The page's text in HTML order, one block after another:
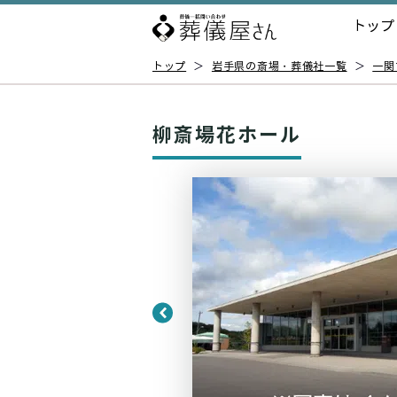
トップ
トップ ＞ 岩手県の斎場・葬儀社一覧 ＞ 一
柳斎場花ホール